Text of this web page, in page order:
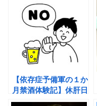
由！これでええんちゃ
う？
【依存症予備軍の１か
月禁酒体験記】休肝日
するなら48時間、続